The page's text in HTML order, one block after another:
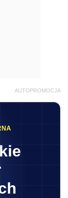
AUTOPROMOCJA